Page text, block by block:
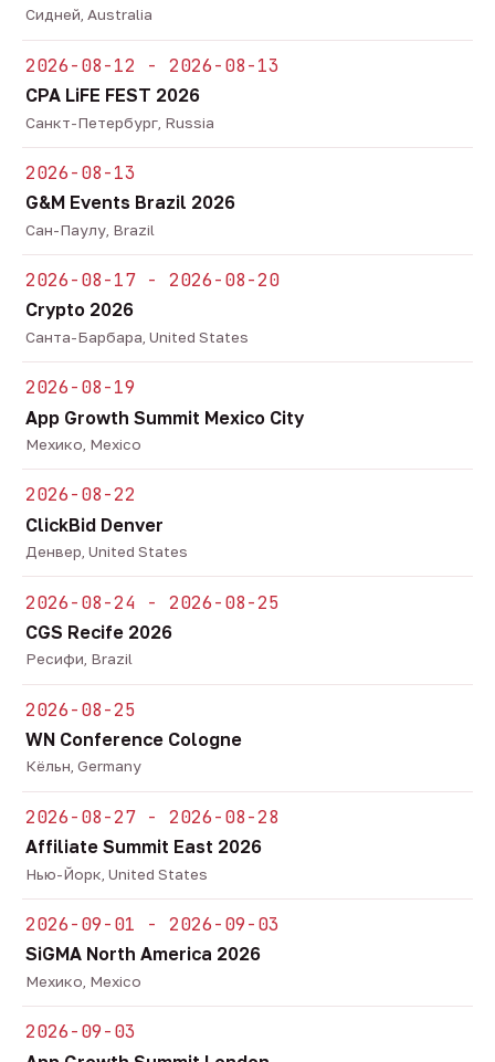
Сидней, Australia
2026-08-12 - 2026-08-13
CPA LiFE FEST 2026
Санкт-Петербург, Russia
2026-08-13
G&M Events Brazil 2026
Сан-Паулу, Brazil
2026-08-17 - 2026-08-20
Crypto 2026
Санта-Барбара, United States
2026-08-19
App Growth Summit Mexico City
Мехико, Mexico
2026-08-22
ClickBid Denver
Денвер, United States
2026-08-24 - 2026-08-25
CGS Recife 2026
Ресифи, Brazil
2026-08-25
WN Conference Cologne
Кёльн, Germany
2026-08-27 - 2026-08-28
Affiliate Summit East 2026
Нью-Йорк, United States
2026-09-01 - 2026-09-03
SiGMA North America 2026
Мехико, Mexico
2026-09-03